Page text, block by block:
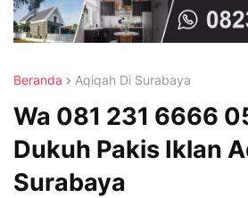
Beranda Aqiqah Di Surabaya
Wa 081 231 6666
Dukuh Pakis Iklan
Surabaya